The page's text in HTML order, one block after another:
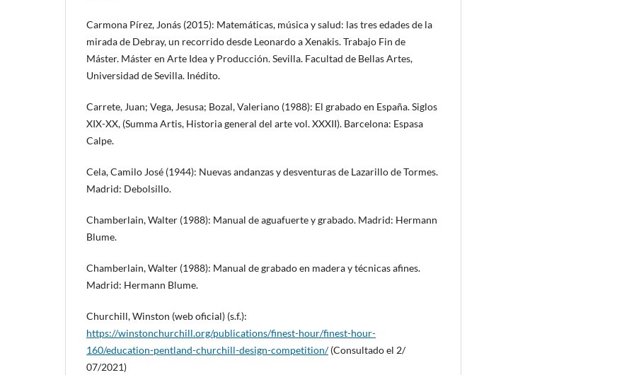
Carmona Pírez, Jonás (2015): Matemáticas, música y salud: las tres edades de la
mirada de Debray, un recorrido desde Leonardo a Xenakis. Trabajo Fin de
Máster. Máster en Arte Idea y Producción. Sevilla. Facultad de Bellas Artes,
Universidad de Sevilla. Inédito.
Carrete, Juan; Vega, Jesusa; Bozal, Valeriano (1988): El grabado en España. Siglos
XIX-XX, (Summa Artis, Historia general del arte vol. XXXII). Barcelona: Espasa
Calpe.
Cela, Camilo José (1944): Nuevas andanzas y desventuras de Lazarillo de Tormes.
Madrid: Debolsillo.
Chamberlain, Walter (1988): Manual de aguafuerte y grabado. Madrid: Hermann
Blume.
Chamberlain, Walter (1988): Manual de grabado en madera y técnicas afines.
Madrid: Hermann Blume.
Churchill, Winston (web oficial) (s.f.):
https://winstonchurchill.org/publications/finest-hour/finest-hour-
160/education-pentland-churchill-design-competition/(Consultado el 2/
07/2021)